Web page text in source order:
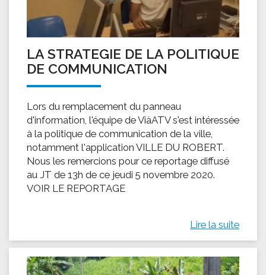
LA STRATEGIE DE LA POLITIQUE
DE COMMUNICATION
Lors du remplacement du panneau
d'information, l'équipe de ViàATV s'est intéressée
à la politique de communication de la ville,
notamment l'application VILLE DU ROBERT.
Nous les remercions pour ce reportage diffusé
au JT de 13h de ce jeudi 5 novembre 2020.
VOIR LE REPORTAGE
Lire la suite